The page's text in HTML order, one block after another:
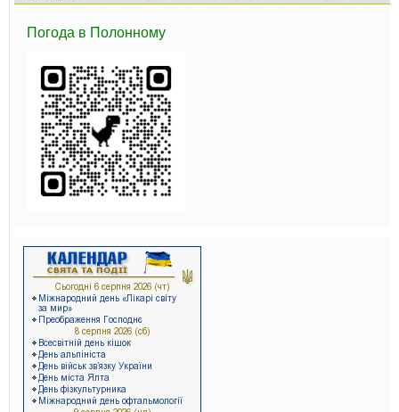
Погода в Полонному